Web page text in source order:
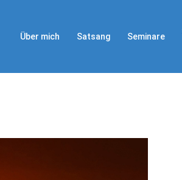
Über mich Satsang Seminare